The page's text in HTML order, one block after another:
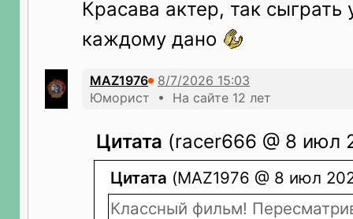
Красава актер, так
каждому дано
MAZ1976
Юморист • На сайте 12 лет
Цитата (racer666 @ 8 июл
Цитата (MAZ1976 @ 8 июл
Классный фильм!